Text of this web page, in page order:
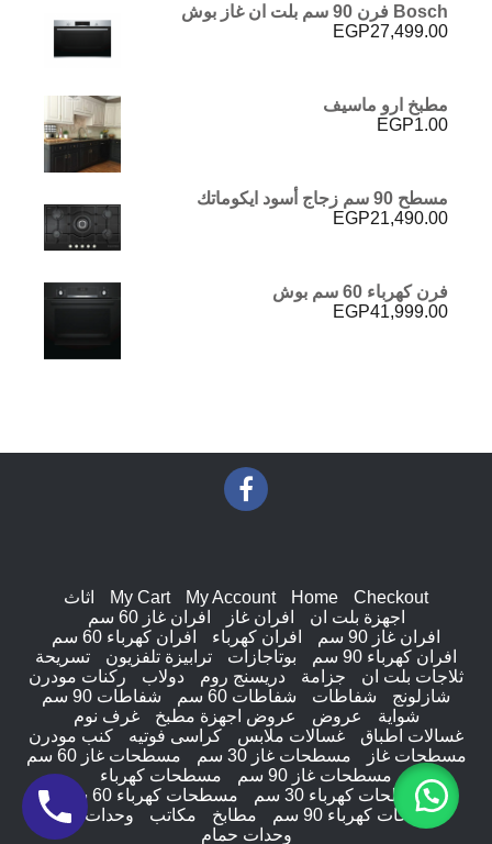
Bosch فرن 90 سم بلت ان غاز بوش
EGP27,499.00
مطبخ ارو ماسيف
EGP1.00
مسطح 90 سم زجاج أسود ايكوماتك
EGP21,490.00
فرن كهرباء 60 سم بوش
EGP41,999.00
Checkout
Home
My Account
My Cart
اثاث
اجهزة بلت ان
افران غاز
افران غاز 60 سم
افران غاز 90 سم
افران كهرباء
افران كهرباء 60 سم
افران كهرباء 90 سم
بوتاجازات ترابيزة تلفزيون
تسريحة
ثلاجات بلت ان
جزامة دريسنج روم دولاب
ركنات مودرن
شازلونج
شفاطات شفاطات 60 سم
شفاطات 90 سم
شواية
عروض عروض اجهزة مطبخ
غرف نوم
غسالات اطباق
غسالات ملابس كراسى فوتيه
كنب مودرن
مسطحات غاز
مسطحات غاز 30 سم
مسطحات غاز 60 سم
مسطحات غاز 90 سم
مسطحات كهرباء
مسطحات كهرباء 30 سم
مسطحات كهرباء 60 سم
مسطحات كهرباء 90 سم
مطابخ مكاتب
وحدات ادراج
وحدات حمام